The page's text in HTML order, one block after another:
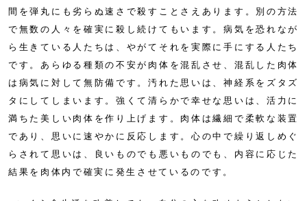
間を弾丸にも劣らぬ速さで殺すことさえあります。別の方法
で無数の人々を確実に殺し続けてもいます。病気を恐れなが
ら生きている人たちは、やがてそれを実際に手にする人たち
です。あらゆる種類の不安が肉体を混乱させ、混乱した肉体
は病気に対して無防備です。汚れた思いは、神経系をズタズ
タにしてしまいます。強くて清らかで幸せな思いは、活力に
満ちた美しい肉体を作り上げます。肉体は繊細で柔軟な装置
であり、思いに速やかに反応します。心の中で繰り返しめぐ
らされて思いは、良いものでも悪いものでも、内容に応じた
結果を肉体内で確実に発生させているのです。